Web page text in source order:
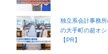
独立系会計事務
の大手町の超オ
【PR】